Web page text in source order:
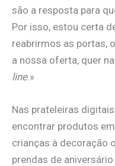
são a resposta para
Por isso, estou certa
reabrirmos as portas,
a nossa oferta, quer
line.»
Nas prateleiras
encontrar produtos
crianças à decoração
prendas de